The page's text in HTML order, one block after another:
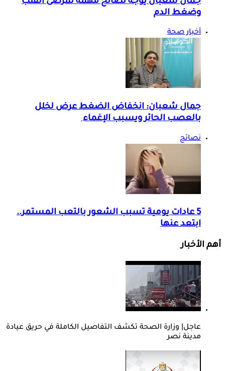
وضغط الدم
أخبار صحة
جمال شعبان: انخفاض الضغط عرض لخلل
بالعصب الحائر ويسبب الإغماء
نصائح
5 عادات يومية تسبب الشعور بالتعب المستمر..
ابتعد عنها
أهم الأخبار
عاجل| وزارة الصحة تكشف التفاصيل الكاملة في حريق عيادة
مدينة نصر